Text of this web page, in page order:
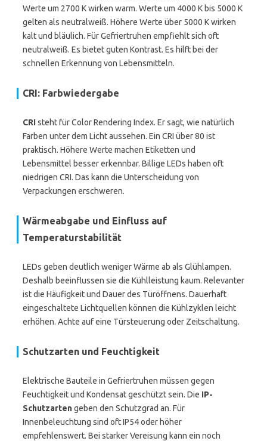
Werte um 2700 K wirken warm. Werte um 4000 K bis 5000 K
gelten als neutralweiß. Höhere Werte über 5000 K wirken
kalt und bläulich. Für Gefriertruhen empfiehlt sich oft
neutralweiß. Es bietet guten Kontrast. Es hilft bei der
schnellen Erkennung von Lebensmitteln.
CRI: Farbwiedergabe
CRIsteht für Color Rendering Index. Er sagt, wie natürlich
Farben unter dem Licht aussehen. Ein CRI über 80 ist
praktisch. Höhere Werte machen Etiketten und
Lebensmittel besser erkennbar. Billige LEDs haben oft
niedrigen CRI. Das kann die Unterscheidung von
Verpackungen erschweren.
Wärmeabgabe und Einfluss auf
Temperaturstabilität
LEDs geben deutlich weniger Wärme ab als Glühlampen.
Deshalb beeinflussen sie die Kühlleistung kaum. Relevanter
ist die Häufigkeit und Dauer des Türöffnens. Dauerhaft
eingeschaltete Lichtquellen können die Kühlzyklen leicht
erhöhen. Achte auf eine Türsteuerung oder Zeitschaltung.
Schutzarten und Feuchtigkeit
Elektrische Bauteile in Gefriertruhen müssen gegen
Feuchtigkeit und Kondensat geschützt sein. Die IP-
Schutzartengeben den Schutzgrad an. Für
Innenbeleuchtung sind oft IP54 oder höher
empfehlenswert. Bei starker Vereisung kann ein noch